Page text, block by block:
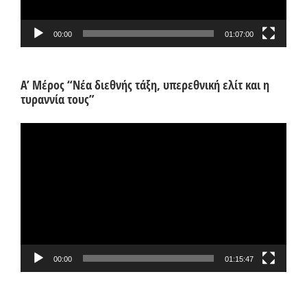
00:00 01:07:00
Α’ Μέρος “Νέα διεθνής τάξη, υπερεθνική ελίτ και η
τυραννία τους”
00:00 01:15:47